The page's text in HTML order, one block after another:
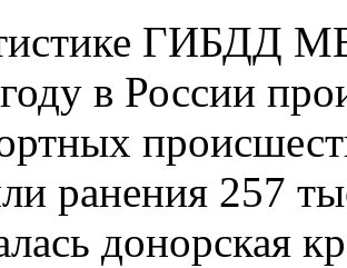
ГИБДД
в России
ранения 257
донорская